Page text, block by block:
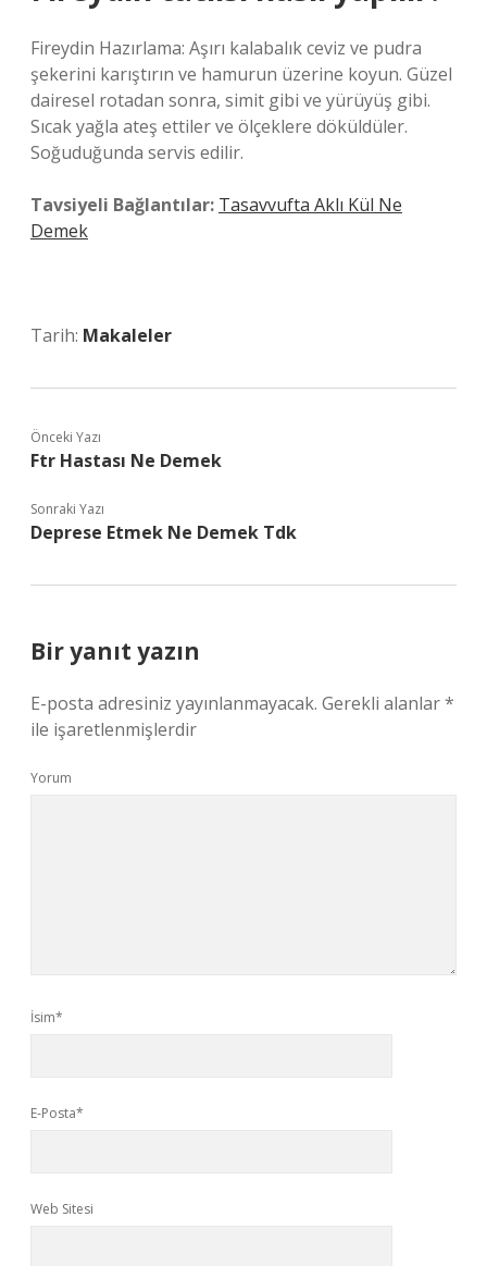
Fireydin Hazırlama: Aşırı kalabalık ceviz ve pudra
şekerini karıştırın ve hamurun üzerine koyun. Güzel
dairesel rotadan sonra, simit gibi ve yürüyüş gibi.
Sıcak yağla ateş ettiler ve ölçeklere döküldüler.
Soğuduğunda servis edilir.
Tavsiyeli Bağlantılar: Tasavvufta Aklı Kül Ne
Demek
Tarih: Makaleler
Önceki Yazı
Ftr Hastası Ne Demek
Sonraki Yazı
Deprese Etmek Ne Demek Tdk
Bir yanıt yazın
E-posta adresiniz yayınlanmayacak. Gerekli alanlar*
ile işaretlenmişlerdir
Yorum
İsim*
E-Posta*
Web Sitesi